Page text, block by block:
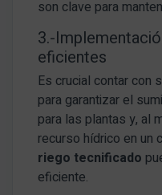
son clave para
3.-
eficientes
Es crucial contar con
para garantizar el
para las plantas y, al
recurso hídrico en un
riego tecnificado
eficiente.